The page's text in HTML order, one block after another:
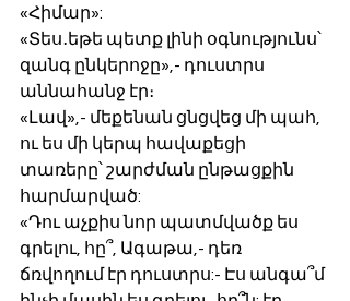
«Հիմար»:
«Տես․եթե պետք լինի օգնությունս՝
զանգ ընկերոջը»,- դուստրս
աննահանջ էր։
«Լավ»,- մեքենան ցնցվեց մի պահ,
ու ես մի կերպ հավաքեցի
տառերը՝ շարժման ընթացքին
հարմարված:
«Դու աչքիս նոր պատմվածք ես
գրելու, հը՞, Ագաթա,- դեռ
ճռվողում էր դուստրս:- Էս անգա՞մ